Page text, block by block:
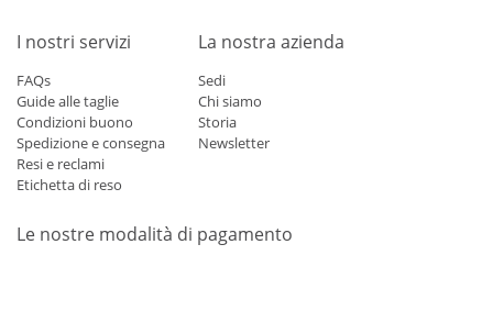
I nostri servizi
FAQs
Guide alle taglie
Condizioni buono
Spedizione e consegna
Resi e reclami
Etichetta di reso
La nostra azienda
Sedi
Chi siamo
Storia
Newsletter
Le nostre modalità di pagamento